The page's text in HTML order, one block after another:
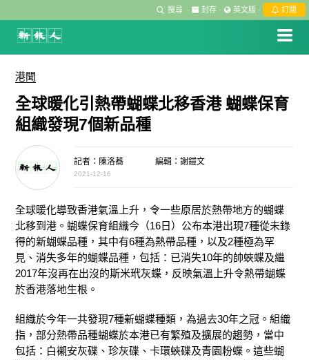
搜尋 · 封存 · 英文版 · 訂閱
港聞
全球暖化引熱帶蝴蝶北移香港 蝴蝶保育
組織發現7個新品種
記者：陳洛蕎 編輯：謝鎧文
2021-12-16
全球暖化導致香港氣溫上升，令一些原居於熱帶地方的蝴蝶
北移到港。蝴蝶保育組織今（16日）公布本港出現7種從未錄
得的新蝴蝶品種，其中有6種為熱帶品種，以及2種極為罕
見、消失多年的蝴蝶品種，包括：已消失10年的帥蛺蝶及繼
2017年沒再在出沒的斯米玳灰蝶，反映氣溫上升令熱帶蝴蝶
於香港落地生根。
組織於今年一共發現7種新蝴蝶種類，為過去30年之冠。組織
指，部分熱帶品種蝴蝶於本港已有繁殖及擴展的趨勢，當中
包括：白襯安灰碟、珍灰碟、卡環蛺碟及青園粉蝶。這些蝴